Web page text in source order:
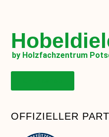
by Holzfachzentrum
OFFIZIELLER